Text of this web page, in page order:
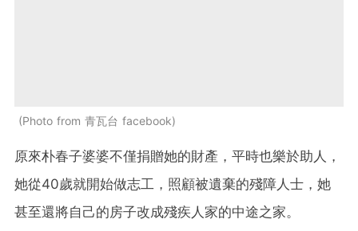
Photo from 青瓦台 facebook
原來朴春子婆婆不僅捐贈她的財產，平時也樂於助人，
她從40歲就開始做志工，照顧被遺棄的殘障人士，她
甚至還將自己的房子改成殘疾人家的中途之家。